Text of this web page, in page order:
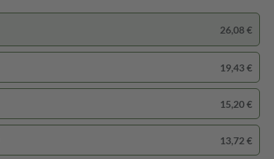
26,08 €
19,43 €
15,20 €
13,72 €